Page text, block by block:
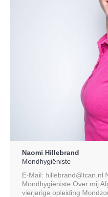
Naomi Hillebrand
Mondhygiëniste
E-Mail: hillebrand@tcan.nl
Mondhygiëniste Over mij
vierjarige opleiding